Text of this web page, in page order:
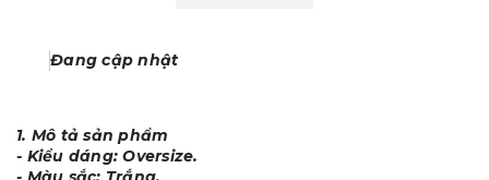
Đang cập nhật
1. Mô tả sản phẩm
- Kiểu dáng: Oversize.